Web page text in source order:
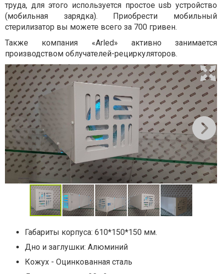
труда, для этого используется простое usb устройство
(мобильная зарядка). Приобрести мобильный
стерилизатор вы можете всего за 700 гривен.
Также компания «Arled» активно занимается
производством облучателей-рециркуляторов.
Габариты корпуса: 610*150*150 мм.
Дно и заглушки: Алюминий
Кожух - Оцинкованная сталь